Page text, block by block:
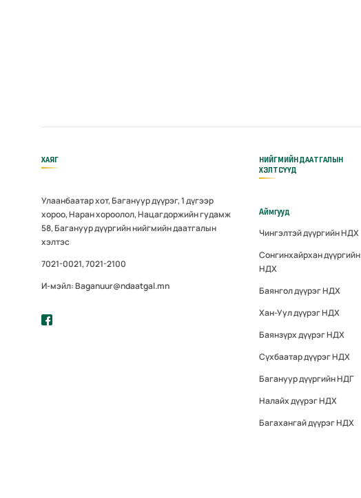
ХАЯГ
Улаанбаатар хот, Багануур дүүрэг, 1 дүгээр
хороо, Наран хороолол, Нацагдоржийн гудамж
58, Багануур дүүргийн нийгмийн даатгалын
хэлтэс
7021-0021, 7021-2100
И-мэйл: Baganuur@ndaatgal.mn
НИЙГМИЙН ДААТГАЛЫН
ХЭЛТСҮҮД
Аймгууд
Чингэлтэй дүүргийн НДХ
Сонгинхайрхан дүүргийн
НДХ
Баянгол дүүрэг НДХ
Хан-Уул дүүрэг НДХ
Баянзүрх дүүрэг НДХ
Сүхбаатар дүүрэг НДХ
Багануур дүүргийн НДГ
Налайх дүүрэг НДХ
Багахангай дүүрэг НДХ